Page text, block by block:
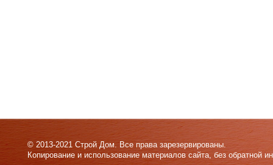
© 2013-2021 Строй Дом. Все права зарезервированы.
Копирование и использование материалов сайта, без обратной